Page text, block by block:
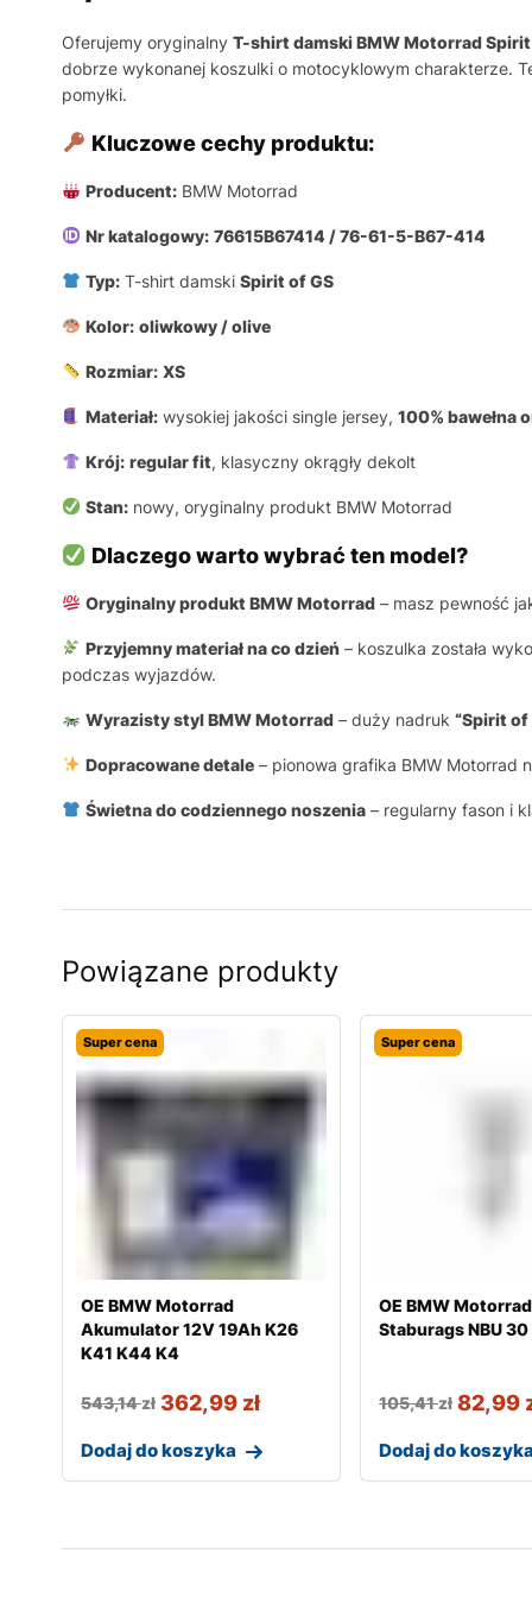
Oferujemy oryginalny T-shirt damski BMW Motorrad Spirit
dobrze wykonanej koszulki o motocyklowym charakterze.
pomyłki.
Kluczowe cechy produktu:
Producent:BMW Motorrad
Nr katalogowy: 76615B67414 / 76-61-5-B67-414
Typ:T-shirt damski Spirit of GS
Kolor: oliwkowy / olive
Rozmiar: XS
Materiał:wysokiej jakości single jersey, 100% bawełna
Krój: regular fit, klasyczny okrągły dekolt
Stan:nowy, oryginalny produkt BMW Motorrad
Dlaczego warto wybrać ten model?
Oryginalny produkt BMW Motorrad– masz pewność
Przyjemny materiał na co dzień– koszulka została
podczas wyjazdów.
Wyrazisty styl BMW Motorrad– duży nadruk “Spirit of
Dopracowane detale– pionowa grafika BMW Motorrad
Świetna do codziennego noszenia– regularny fason i
Powiązane produkty
Super cena
OE BMW Motorrad
Akumulator 12V 19Ah K26
K41 K44 K4
543,14zł 362,99 zł
Dodaj do koszyka
Super cena
OE BMW
Staburags NBU
105,41zł 82,99
Dodaj do